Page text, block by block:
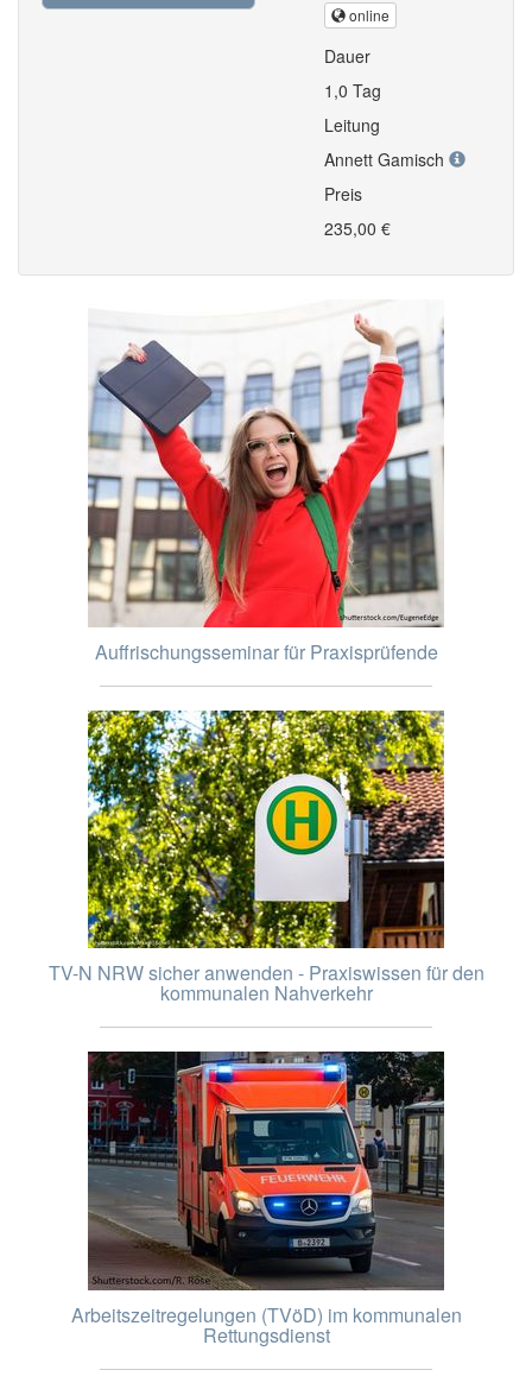
online
Dauer
1,0 Tag
Leitung
Annett Gamisch
Preis
235,00 €
Auffrischungsseminar für Praxisprüfende
TV-N NRW sicher anwenden - Praxiswissen für den
kommunalen Nahverkehr
Arbeitszeitregelungen (TVöD) im kommunalen
Rettungsdienst